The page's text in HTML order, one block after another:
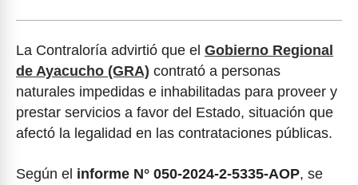
La Contraloría advirtió que el Gobierno Regional
de Ayacucho (GRA) contrató a personas
naturales impedidas e inhabilitadas para proveer y
prestar servicios a favor del Estado, situación que
afectó la legalidad en las contrataciones públicas.
Según el informe N° 050-2024-2-5335-AOP, se